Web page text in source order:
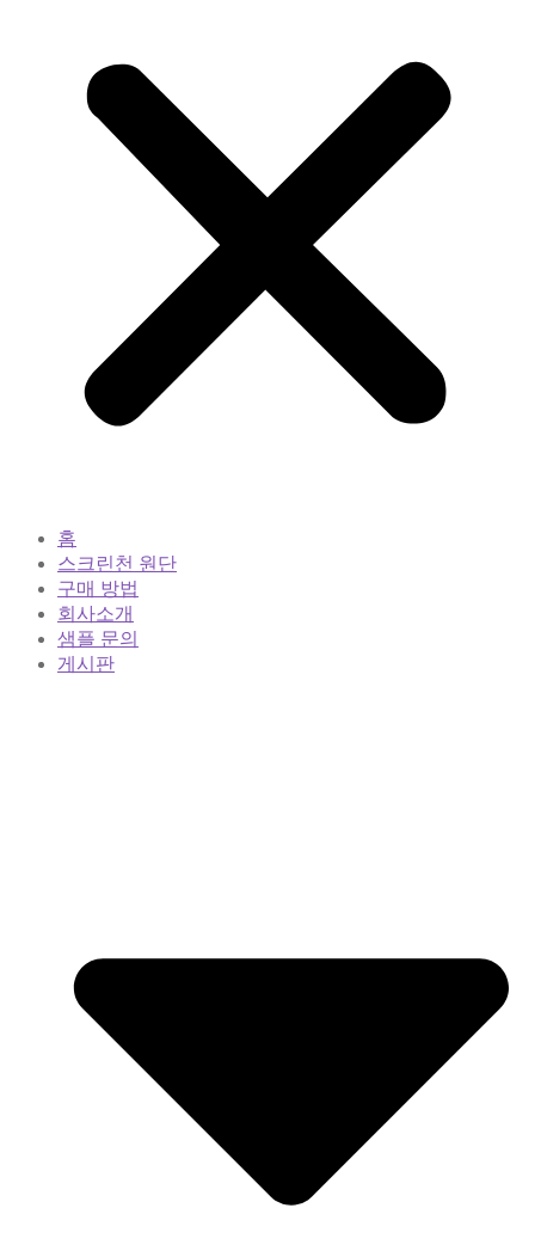
홈
스크린천 원단
구매 방법
회사소개
샘플 문의
게시판